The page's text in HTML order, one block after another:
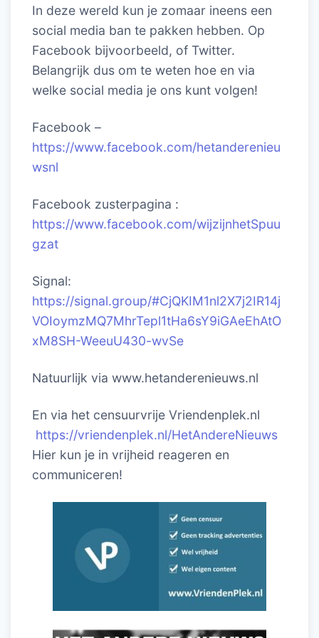
In deze wereld kun je zomaar ineens een
social media ban te pakken hebben. Op
Facebook bijvoorbeeld, of Twitter.
Belangrijk dus om te weten hoe en via
welke social media je ons kunt volgen!
Facebook –
https://www.facebook.com/hetanderenieu
wsnl
Facebook zusterpagina :
https://www.facebook.com/wijzijnhetSpuu
gzat
Signal:
https://signal.group/#CjQKIM1nl2X7j2IR14j
VOIoymzMQ7MhrTepl1tHa6sY9iGAeEhAtO
xM8SH-WeeuU430-wvSe
Natuurlijk via www.hetanderenieuws.nl
En via het censuurvrije Vriendenplek.nl
https://vriendenplek.nl/HetAndereNieuws
Hier kun je in vrijheid reageren en
communiceren!